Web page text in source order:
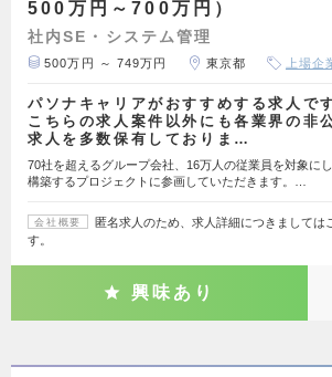
500万円～700万円）
社内SE・システム管理
500万円 ～ 749万円 東京都 上場企
パソナキャリアがおすすめする求人で
こちらの求人案件以外にも各業界の非
求人を多数保有しておりま…
70社を超えるグループ会社、16万人の従業員を対象に
構築するプロジェクトに参画していただきます。…
会社概要
匿名求人のため、求人詳細につきましては
す。
興味あり